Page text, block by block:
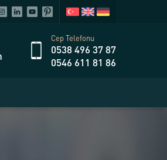
Cep Telefonu
0538 496 37 87
0546 611 81 86